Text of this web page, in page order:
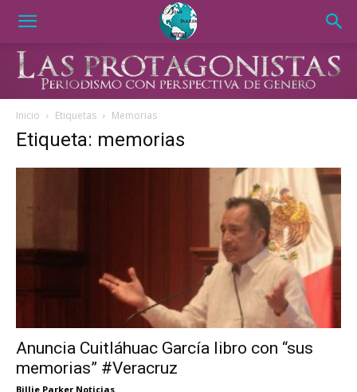
Inicio Etiquetas Memorias
Etiqueta: memorias
Anuncia Cuitláhuac García libro con “sus
memorias” #Veracruz
Billie Parker Noticias